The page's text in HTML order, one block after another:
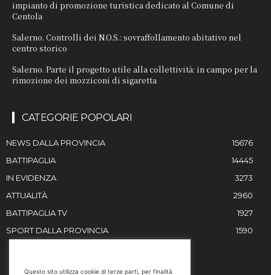
impianto di promozione turistica dedicato al Comune di
Centola
Salerno. Controlli dei N.O.S.: sovraffollamento abitativo nel
centro storico
Salerno. Parte il progetto utile alla collettività: in campo per la
rimozione dei mozziconi di sigaretta
CATEGORIE POPOLARI
NEWS DALLA PROVINCIA
15676
BATTIPAGLIA
14445
IN EVIDENZA
3273
ATTUALITÀ
2960
BATTIPAGLIA TV
1927
SPORT DALLA PROVINCIA
1590
Questo sito utilizza cookie di terze parti, per finalità